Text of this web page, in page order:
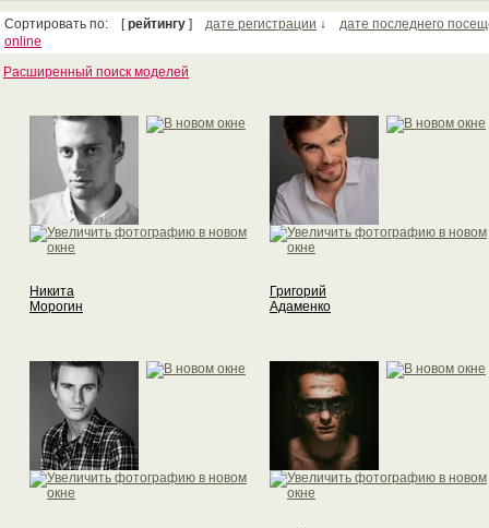
Сортировать по: [рейтингу ] дате регистрации ↓ дате последнего
online
Расширенный поиск моделей
Никита
Морогин
Григорий
Адаменко